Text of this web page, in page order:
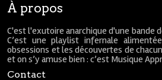
À propos
C'est l'exutoire anarchique d'une bande
C’est une playlist infernale
obsessions et les découvertes de
et on s’y amuse bien : c’est Musique
Contact